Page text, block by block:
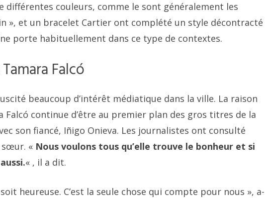
différentes couleurs, comme le sont généralement les
», et un bracelet Cartier ont complété un style décontracté
porte habituellement dans ce type de contextes.
Falcó
beaucoup d’intérêt médiatique dans la ville. La raison
Falcó continue d’être au premier plan des gros titres de la
son fiancé, Iñigo Onieva. Les journalistes ont consulté
sœur. « Nous voulons tous qu’elle trouve le bonheur et si
« , il a dit.
heureuse. C’est la seule chose qui compte pour nous », a-